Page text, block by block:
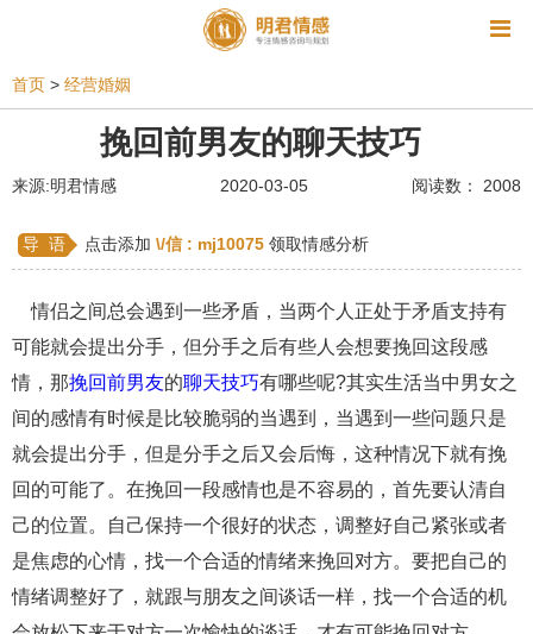
相亲 同性恋 恋爱技巧 挽回爱情
挽救婚姻 星座情感 离婚 心情
姻缘测试 分娩
天蝎座男生 天秤座男生 处女座男生
爱情诗句 狮子座男生 爱情歌曲 爱情图片
爱情小说 巨蟹座男生 爱情电影 双子座男生
不和 金牛座男生 白羊座男生 吵架
财产分割 外遇 分手 第三者 心态
变心 感人 伤感 婚姻问题 脾气
首页 > 经营婚姻
挽回前男友的聊天技巧
来源:明君情感 2020-03-05 阅读数： 2008
导 语 点击添加 \/信 : mj10075 领取情感分析
情侣之间总会遇到一些矛盾，当两个人正处于矛盾支持有
可能就会提出分手，但分手之后有些人会想要挽回这段感
情，那挽回前男友的聊天技巧有哪些呢?其实生活当中男女之
间的感情有时候是比较脆弱的当遇到，当遇到一些问题只是
就会提出分手，但是分手之后又会后悔，这种情况下就有挽
回的可能了。在挽回一段感情也是不容易的，首先要认清自
己的位置。自己保持一个很好的状态，调整好自己紧张或者
是焦虑的心情，找一个合适的情绪来挽回对方。要把自己的
情绪调整好了，就跟与朋友之间谈话一样，找一个合适的机